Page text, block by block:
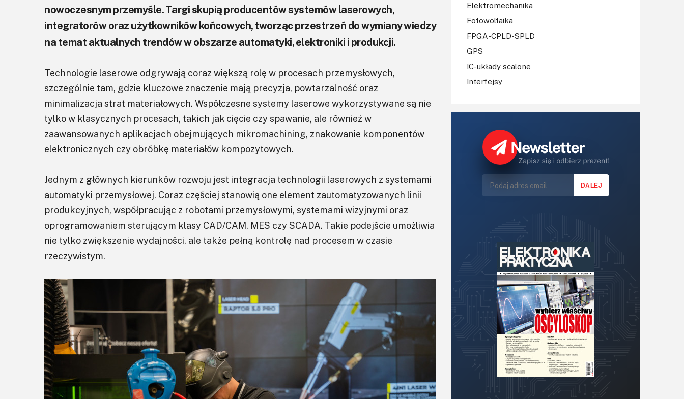
nowoczesnym przemyśle. Targi skupią producentów systemów laserowych,
integratorów oraz użytkowników końcowych, tworząc przestrzeń do wymiany wiedzy
na temat aktualnych trendów w obszarze automatyki, elektroniki i produkcji.
Technologie laserowe odgrywają coraz większą rolę w procesach przemysłowych,
szczególnie tam, gdzie kluczowe znaczenie mają precyzja, powtarzalność oraz
minimalizacja strat materiałowych. Współczesne systemy laserowe wykorzystywane są nie
tylko w klasycznych procesach, takich jak cięcie czy spawanie, ale również w
zaawansowanych aplikacjach obejmujących mikromachining, znakowanie komponentów
elektronicznych czy obróbkę materiałów kompozytowych.
Jednym z głównych kierunków rozwoju jest integracja technologii laserowych z systemami
automatyki przemysłowej. Coraz częściej stanowią one element zautomatyzowanych linii
produkcyjnych, współpracując z robotami przemysłowymi, systemami wizyjnymi oraz
oprogramowaniem sterującym klasy CAD/CAM, MES czy SCADA. Takie podejście umożliwia
nie tylko zwiększenie wydajności, ale także pełną kontrolę nad procesem w czasie
rzeczywistym.
Elektromechanika
Fotowoltaika
FPGA-CPLD-SPLD
GPS
IC-układy scalone
Interfejsy
Konkursy
Lasery
LED/LCD/OLED
Mechatronika
Mikrokontrolery (MCV,μC)
Optoelektronika
PCB/Montaż
Podstawy elektroniki
Podzespoły bierne
Półprzewodniki
Pomiary i testy
Projektowanie
Raspberry Pi